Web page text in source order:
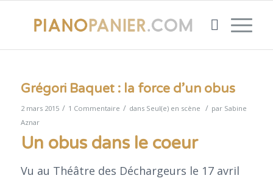
Grégori Baquet : la force d’un obus
2 mars 2015 / 1 Commentaire / dans Seul(e) en scène / par Sabine
Aznar
Un obus dans le coeur
Vu au Théâtre des Déchargeurs le 17 avril